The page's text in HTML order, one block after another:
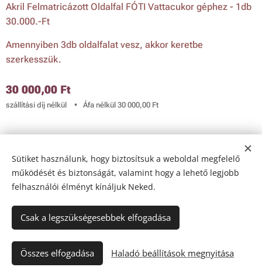
Akril Felmatricázott Oldalfal FÓTI Vattacukor géphez - 1db
30.000.-Ft
Amennyiben 3db oldalfalat vesz, akkor keretbe
szerkesszük.
30 000,00 Ft
szállítási díj nélkül Áfa nélkül 30 000,00 Ft
Kosárba
Az oldalt a Webnode működteti Sütik
Nyelvek
Sütiket használunk, hogy biztosítsuk a weboldal megfelelő
működését és biztonságát, valamint hogy a lehető legjobb
felhasználói élményt kínáljuk Neked.
Csak a legszükségesebbek elfogadása
Összes elfogadása Haladó beállítások megnyitása